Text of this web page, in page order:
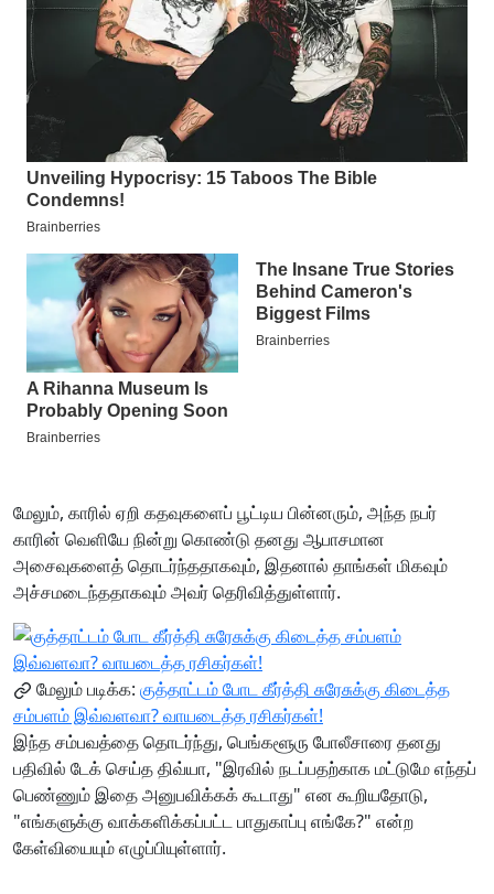
மேலும், காரில் ஏறி கதவுகளைப் பூட்டிய பின்னரும், அந்த நபர்
காரின் வெளியே நின்று கொண்டு தனது ஆபாசமான
அசைவுகளைத் தொடர்ந்ததாகவும், இதனால் தாங்கள் மிகவும்
அச்சமடைந்ததாகவும் அவர் தெரிவித்துள்ளார்.
மேலும் படிக்க: குத்தாட்டம் போட கீர்த்தி சுரேசுக்கு கிடைத்த
சம்பளம் இவ்வளவா? வாயடைத்த ரசிகர்கள்!
இந்த சம்பவத்தை தொடர்ந்து, பெங்களூரு போலீசாரை தனது
பதிவில் டேக் செய்த திவ்யா, "இரவில் நடப்பதற்காக மட்டுமே எந்தப்
பெண்ணும் இதை அனுபவிக்கக் கூடாது" என கூறியதோடு,
"எங்களுக்கு வாக்களிக்கப்பட்ட பாதுகாப்பு எங்கே?" என்ற
கேள்வியையும் எழுப்பியுள்ளார்.